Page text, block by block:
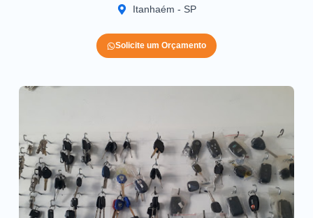
Itanhaém - SP
Solicite um Orçamento